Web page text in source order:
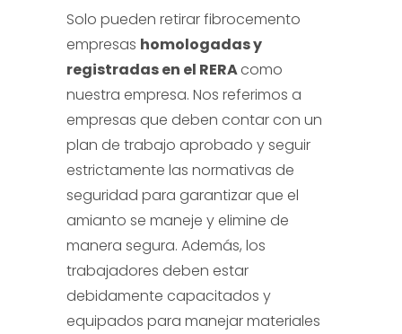
Solo pueden retirar fibrocemento
empresas homologadas y
registradas en el RERAcomo
nuestra empresa. Nos referimos a
empresas que deben contar con un
plan de trabajo aprobado y seguir
estrictamente las normativas de
seguridad para garantizar que el
amianto se maneje y elimine de
manera segura. Además, los
trabajadores deben estar
debidamente capacitados y
equipados para manejar materiales